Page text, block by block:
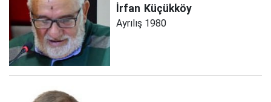
İrfan Küçükköy
Ayrılış 1980